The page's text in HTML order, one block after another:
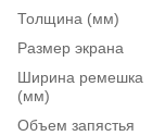
Толщина (мм)
Размер экрана
Ширина ремешка
(мм)
Объем запястья